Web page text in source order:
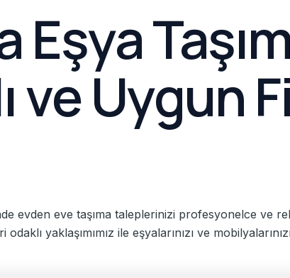
ve Uygun
evden eve taşıma taleplerinizi profesyonelce ve
yaklaşımımız ile eşyalarınızı ve